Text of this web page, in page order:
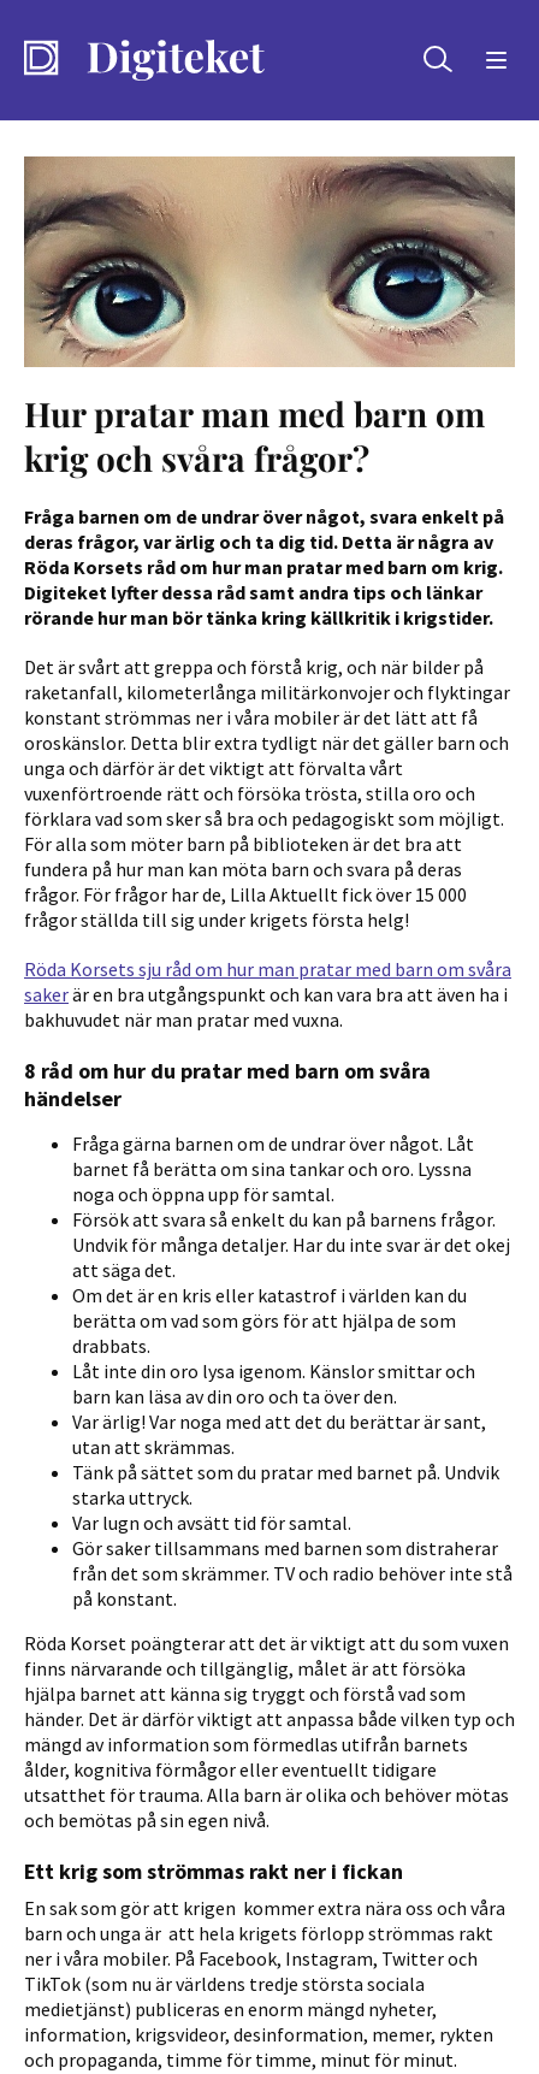
Sök
Hur pratar man med barn om
krig och svåra frågor?
Fråga barnen om de undrar över något, svara enkelt på
deras frågor, var ärlig och ta dig tid. Detta är några av
Röda Korsets råd om hur man pratar med barn om krig.
Digiteket lyfter dessa råd samt andra tips och länkar
rörande hur man bör tänka kring källkritik i krigstider.
Det är svårt att greppa och förstå krig, och när bilder på
raketanfall, kilometerlånga militärkonvojer och flyktingar
konstant strömmas ner i våra mobiler är det lätt att få
oroskänslor. Detta blir extra tydligt när det gäller barn och
unga och därför är det viktigt att förvalta vårt
vuxenförtroende rätt och försöka trösta, stilla oro och
förklara vad som sker så bra och pedagogiskt som möjligt.
För alla som möter barn på biblioteken är det bra att
fundera på hur man kan möta barn och svara på deras
frågor. För frågor har de, Lilla Aktuellt fick över 15 000
frågor ställda till sig under krigets första helg!
Röda Korsets sju råd om hur man pratar med barn om svåra
sakerär en bra utgångspunkt och kan vara bra att även ha i
bakhuvudet när man pratar med vuxna.
8 råd om hur du pratar med barn om svåra
händelser
Fråga gärna barnen om de undrar över något. Låt
barnet få berätta om sina tankar och oro. Lyssna
noga och öppna upp för samtal.
Försök att svara så enkelt du kan på barnens frågor.
Undvik för många detaljer. Har du inte svar är det okej
att säga det.
Om det är en kris eller katastrof i världen kan du
berätta om vad som görs för att hjälpa de som
drabbats.
Låt inte din oro lysa igenom. Känslor smittar och
barn kan läsa av din oro och ta över den.
Var ärlig! Var noga med att det du berättar är sant,
utan att skrämmas.
Tänk på sättet som du pratar med barnet på. Undvik
starka uttryck.
Var lugn och avsätt tid för samtal.
Gör saker tillsammans med barnen som distraherar
från det som skrämmer. TV och radio behöver inte stå
på konstant.
Röda Korset poängterar att det är viktigt att du som vuxen
finns närvarande och tillgänglig, målet är att försöka
hjälpa barnet att känna sig tryggt och förstå vad som
händer. Det är därför viktigt att anpassa både vilken typ och
mängd av information som förmedlas utifrån barnets
ålder, kognitiva förmågor eller eventuellt tidigare
utsatthet för trauma. Alla barn är olika och behöver mötas
och bemötas på sin egen nivå.
Ett krig som strömmas rakt ner i fickan
En sak som gör att krigen kommer extra nära oss och våra
barn och unga är att hela krigets förlopp strömmas rakt
ner i våra mobiler. På Facebook, Instagram, Twitter och
TikTok (som nu är världens tredje största sociala
medietjänst) publiceras en enorm mängd nyheter,
information, krigsvideor, desinformation, memer, rykten
och propaganda, timme för timme, minut för minut.